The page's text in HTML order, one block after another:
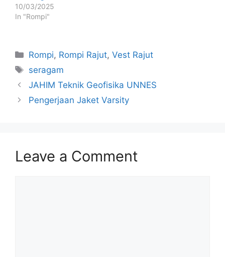
10/03/2025
In "Rompi"
Rompi, Rompi Rajut,Vest Rajut
seragam
JAHIM Teknik Geofisika UNNES
Pengerjaan Jaket Varsity
Leave a Comment